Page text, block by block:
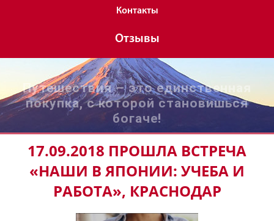
Контакты
Отзывы
Путешествия – это единственная
покупка, с которой становишься
богаче!
17.09.2018 ПРОШЛА ВСТРЕЧА
«НАШИ В ЯПОНИИ: УЧЕБА И
РАБОТА», КРАСНОДАР